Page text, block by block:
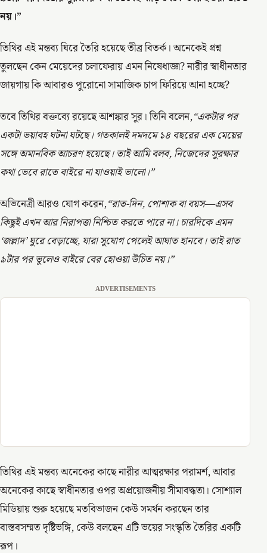
নয়।”
তিথির এই মন্তব্য ঘিরে তৈরি হয়েছে তীব্র বিতর্ক। অনেকেই প্রশ্ন
তুলছেন কেন মেয়েদের চলাফেরায় এমন নিষেধাজ্ঞা? নারীর স্বাধীনতার
জায়গায় কি আবারও পুরোনো সামাজিক চাপ ফিরিয়ে আনা হচ্ছে?
তবে তিথির বক্তব্যে রয়েছে আশঙ্কার সুর। তিনি বলেন,“একটার পর
একটা ভয়াবহ ঘটনা ঘটছে। গতকালই দমদমে ১৪ বছরের এক মেয়ের
সঙ্গে অমানবিক আচরণ হয়েছে। তাই আমি বলব, নিজেদের সুরক্ষার
কথা ভেবে রাতে বাইরে না যাওয়াই ভালো।”
অভিনেত্রী আরও যোগ করেন,“রাত-দিন, পোশাক বা বয়স—এসব
কিছুই এখন আর নিরাপত্তা নিশ্চিত করতে পারে না। চারদিকে এমন
‘জল্লাদ’ ঘুরে বেড়াচ্ছে, যারা সুযোগ পেলেই আঘাত হানবে। তাই রাত
৯টার পর ভুলেও বাইরে বের হোওয়া উচিত নয়।”
ADVERTISEMENTS
তিথির এই মন্তব্য অনেকের কাছে নারীর আত্মরক্ষার পরামর্শ, আবার
অনেকের কাছে স্বাধীনতার ওপর অপ্রয়োজনীয় সীমাবদ্ধতা। সোশ্যাল
মিডিয়ায় শুরু হয়েছে মতবিভাজন কেউ সমর্থন করছেন তার
বাস্তবসম্মত দৃষ্টিভঙ্গি, কেউ বলছেন এটি ভয়ের সংস্কৃতি তৈরির একটি
রূপ।